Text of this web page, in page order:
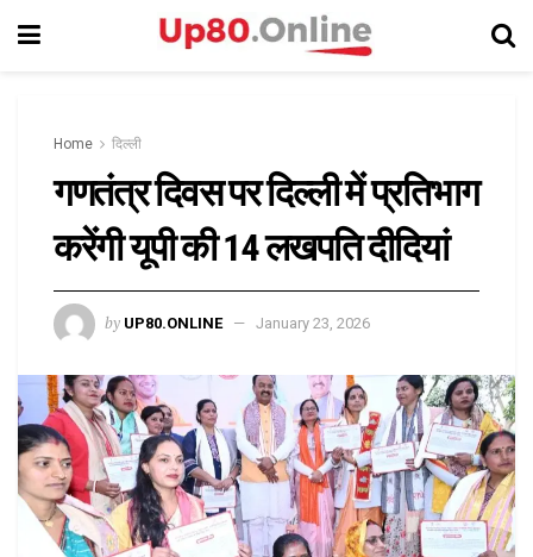
Home दिल्ली
गणतंत्र दिवस पर दिल्ली में प्रतिभाग
करेंगी यूपी की 14 लखपति दीदियां
by UP80.ONLINE January 23, 2026